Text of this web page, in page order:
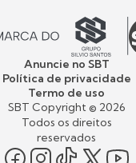
Anuncie no SBT
Política de privacidade
Termo de uso
SBT Copyright © 2026
Todos os direitos
reservados